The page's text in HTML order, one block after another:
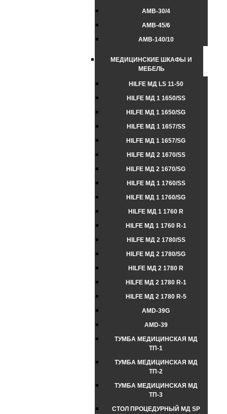
AMB-30/4
AMB-45/6
AMB-140/10
МЕДИЦИНСКИЕ ШКАФЫ И
МЕБЕЛЬ
HILFE МД LS 11-50
HILFE МД 1 1650/SS
HILFE МД 1 1650/SG
HILFE МД 1 1657/SS
HILFE МД 1 1657/SG
HILFE МД 2 1670/SS
HILFE МД 2 1670/SG
HILFE МД 1 1760/SS
HILFE МД 1 1760/SG
HILFE МД 1 1760 R
HILFE МД 1 1760 R-1
HILFE МД 2 1780/SS
HILFE МД 2 1780/SG
HILFE МД 2 1780 R
HILFE МД 2 1780 R-1
HILFE МД 2 1780 R-5
AMD-39G
AMD-39
ТУМБА МЕДИЦИНСКАЯ МД
ТП-1
ТУМБА МЕДИЦИНСКАЯ МД
ТП-2
ТУМБА МЕДИЦИНСКАЯ МД
ТП-3
СТОЛ ПРОЦЕДУРНЫЙ МД SP